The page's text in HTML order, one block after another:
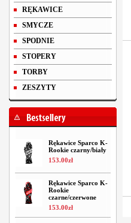
RĘKAWICE
SMYCZE
SPODNIE
STOPERY
TORBY
ZESZYTY
Rękawice Sparco K-
Rookie czarny/biały
153.00zł
Rękawice Sparco K-
Rookie
czarne/czerwone
153.00zł